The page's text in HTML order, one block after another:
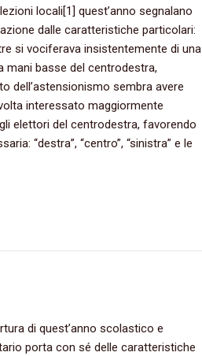
locali[1] quest’anno segnalano
dalle caratteristiche particolari:
si vociferava insistentemente di una
mani basse del centrodestra,
dell’astensionismo sembra avere
interessato maggiormente
elettori del centrodestra, favorendo
“destra”, “centro”, “sinistra” e le
di quest’anno scolastico e
porta con sé delle caratteristiche